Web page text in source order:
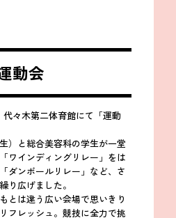
動会
代々木第二体育館にて「運動
）と総合美容科の学生が一堂
ワインディングリレー」をは
ダンボールリレー」など、さ
り広げました。
とは違う広い会場で思いきり
フレッシュ。競技に全力で挑